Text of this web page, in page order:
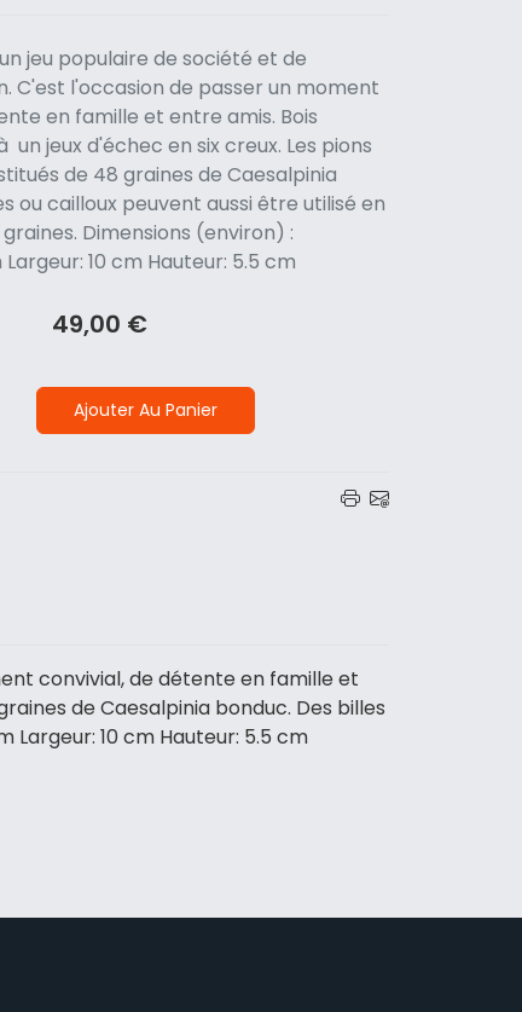
jeu populaire de société et de
C'est l'occasion de passer un moment
en famille et entre amis. Bois
un jeux d'échec en six creux. Les pions
de 48 graines de Caesalpinia
ou cailloux peuvent aussi être utilisé en
Dimensions (environ) :
10 cm Hauteur: 5.5 cm
49,00 €
Ajouter Au Panier
convivial, de détente en famille et
de Caesalpinia bonduc. Des billes
Largeur: 10 cm Hauteur: 5.5 cm